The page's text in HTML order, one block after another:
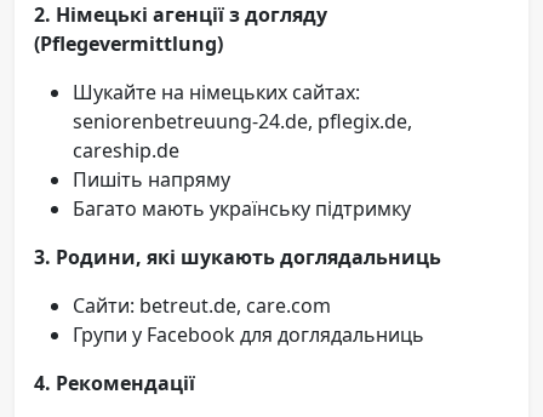
2. Німецькі агенції з догляду
(Pflegevermittlung)
Шукайте на німецьких сайтах:
seniorenbetreuung-24.de, pflegix.de,
careship.de
Пишіть напряму
Багато мають українську підтримку
3. Родини, які шукають доглядальниць
Сайти: betreut.de, care.com
Групи у Facebook для доглядальниць
4. Рекомендації